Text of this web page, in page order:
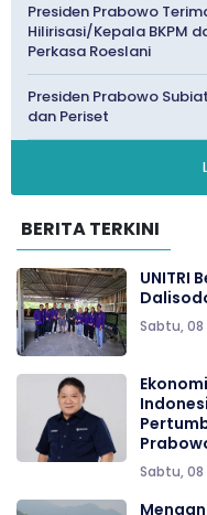
Presiden Prabowo
Hilirisasi/Kepala BKPM
Perkasa Roeslani
Presiden Prabowo
dan Periset
BERITA TERKINI
UNITRI
Sabtu, 08
Sabtu, 08